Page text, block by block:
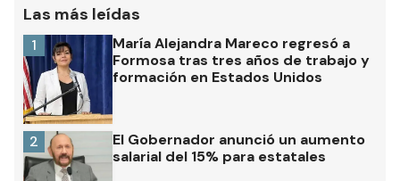
Las más leídas
María Alejandra Mareco regresó a
Formosa tras tres años de trabajo y
formación en Estados Unidos
1
El Gobernador anunció un aumento
salarial del 15% para estatales
2